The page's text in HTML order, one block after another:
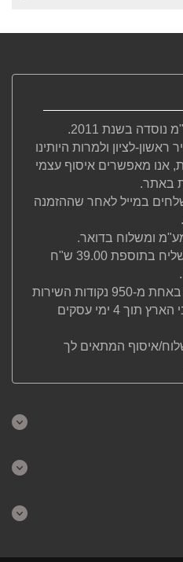
בשנת 2011.
לציון ולמרות היותינו
אנו מאפשרים איסוף עצמי
באתר.
במייל לאחר שההזמנה
ומשלוח בדואר.
ניתן לקבל משלוחים עם שליח בתוספת 39.00 ש"ח
ניתן לאסוף משלוחים גם באחת מ-950 נקודות השירות
של צ'יטה שופס בכל רחבי הארץ תוך 4 ימי עסקים
איסוף המתאים לך